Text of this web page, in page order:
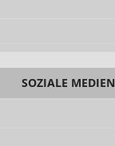
SOZIALE MEDIEN